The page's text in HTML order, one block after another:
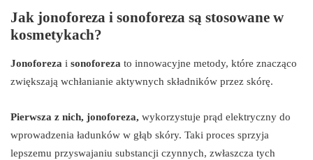
Jak jonoforeza i sonoforeza są stosowane w
kosmetykach?
Jonoforeza i sonoforeza to innowacyjne metody, które znacząco
zwiększają wchłanianie aktywnych składników przez skórę.
Pierwsza z nich, jonoforeza, wykorzystuje prąd elektryczny do
wprowadzenia ładunków w głąb skóry. Taki proces sprzyja
lepszemu przyswajaniu substancji czynnych, zwłaszcza tych